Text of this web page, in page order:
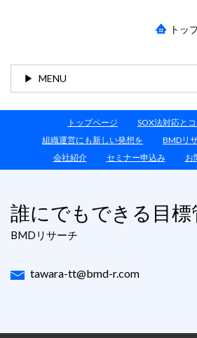
トッ
MENU
トップページ
SOX法対応と
組織運営にも新しい発想を
BMDリ
会社紹介
セミナー申込み お
誰にでもできる目標
BMDリサーチ
tawara-tt@bmd-r.com